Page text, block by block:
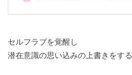
セルフラブを覚醒し
潜在意識の思い込みの上書きをする